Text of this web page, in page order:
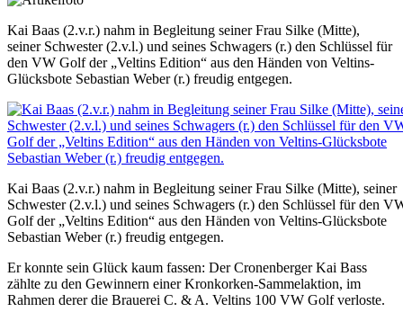
Kai Baas (2.v.r.) nahm in Begleitung seiner Frau Silke (Mitte),
seiner Schwester (2.v.l.) und seines Schwagers (r.) den Schlüssel für
den VW Golf der „Veltins Edition“ aus den Händen von Veltins-
Glücksbote Sebastian Weber (r.) freudig entgegen.
Kai Baas (2.v.r.) nahm in Begleitung seiner Frau Silke (Mitte), seiner
Schwester (2.v.l.) und seines Schwagers (r.) den Schlüssel für den
Golf der „Veltins Edition“ aus den Händen von Veltins-Glücksbote
Sebastian Weber (r.) freudig entgegen.
Er konnte sein Glück kaum fassen: Der Cronenberger Kai Bass
zählte zu den Gewinnern einer Kronkorken-Sammelaktion, im
Rahmen derer die Brauerei C. & A. Veltins 100 VW Golf verloste.